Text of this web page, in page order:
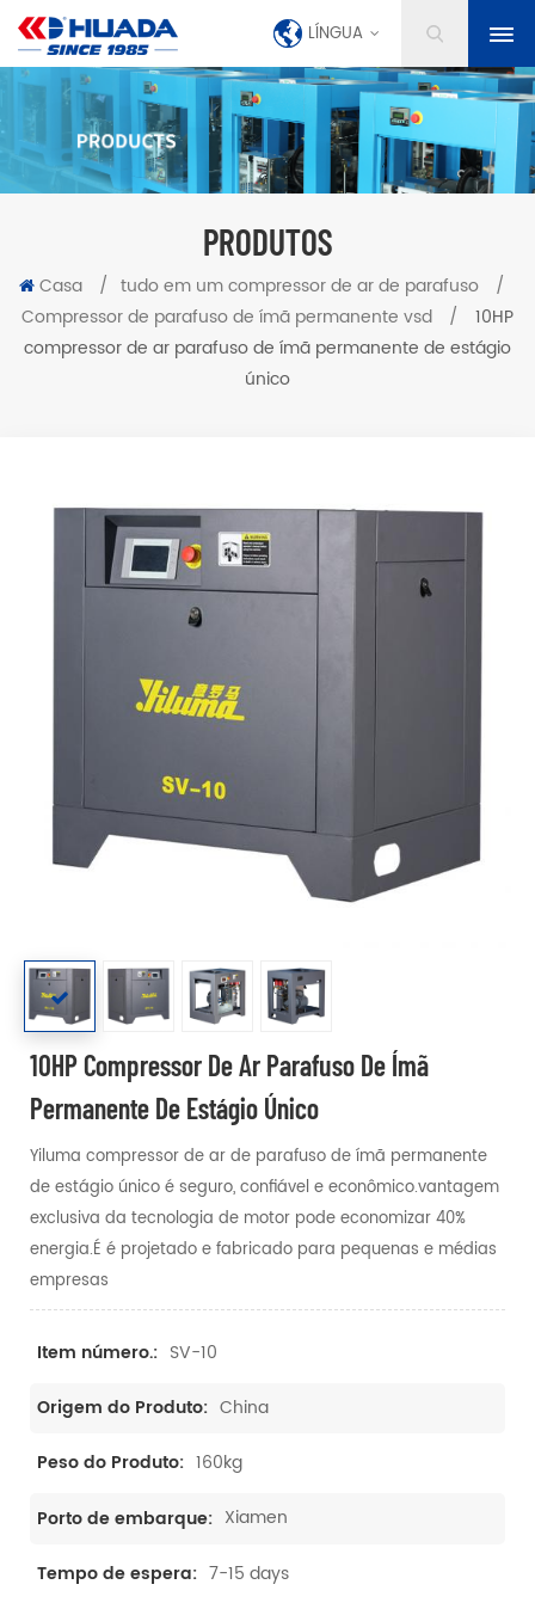
LÍNGUA
PRODUTOS
Casa / tudo em um compressor de ar de parafuso
/
Compressor de parafuso de ímã permanente vsd
/
10HP
compressor de ar parafuso de ímã permanente de estágio
único
10HP Compressor De Ar Parafuso De Ímã
Permanente De Estágio Único
Yiluma compressor de ar de parafuso de ímã permanente
de estágio único é seguro, confiável e econômico.vantagem
exclusiva da tecnologia de motor pode economizar 40%
energia.É é projetado e fabricado para pequenas e médias
empresas
Item número.: SV-10
Origem do Produto: China
Peso do Produto: 160kg
Porto de embarque: Xiamen
Tempo de espera: 7-15 days